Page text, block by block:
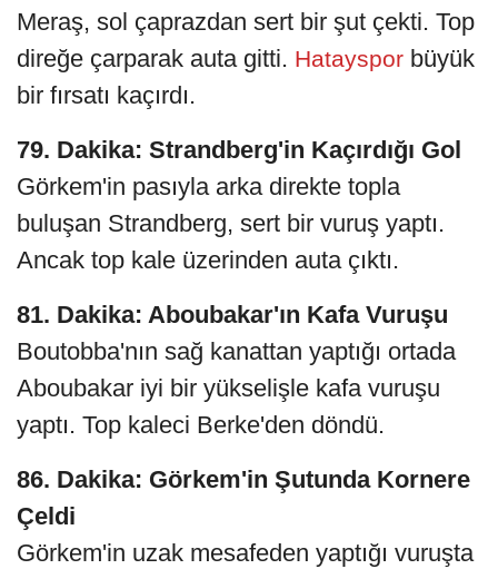
Meraş, sol çaprazdan sert bir şut çekti. Top
direğe çarparak auta gitti. Hatayspor büyük
bir fırsatı kaçırdı.
79. Dakika: Strandberg'in Kaçırdığı Gol
Görkem'in pasıyla arka direkte topla
buluşan Strandberg, sert bir vuruş yaptı.
Ancak top kale üzerinden auta çıktı.
81. Dakika: Aboubakar'ın Kafa Vuruşu
Boutobba'nın sağ kanattan yaptığı ortada
Aboubakar iyi bir yükselişle kafa vuruşu
yaptı. Top kaleci Berke'den döndü.
86. Dakika: Görkem'in Şutunda Kornere
Çeldi
Görkem'in uzak mesafeden yaptığı vuruşta